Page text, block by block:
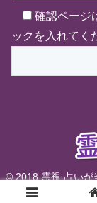
確認ページ
ックを入れてく
© 2018 霊視 占いが